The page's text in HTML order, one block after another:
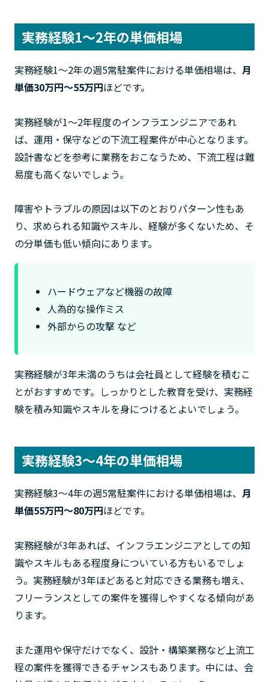
実務経験1〜2年の単価相場
実務経験1〜2年の週5常駐案件における単価相場は、 月
単価30万円〜55万円ほどです。
実務経験が1〜2年程度のインフラエンジニアであれ
ば、運用・保守などの下流工程案件が中心となります。
設計書などを参考に業務をおこなうため、下流工程は難
易度も高くないでしょう。
障害やトラブルの原因は以下のとおりパターン性もあ
り、求められる知識やスキル、経験が多くないため、そ
の分単価も低い傾向にあります。
ハードウェアなど機器の故障
人為的な操作ミス
外部からの攻撃 など
実務経験が3年未満のうちは会社員として経験を積むこ
とがおすすめです。しっかりとした教育を受け、実務経
験を積み知識やスキルを身につけるとよいでしょう。
実務経験3〜4年の単価相場
実務経験3〜4年の週5常駐案件における単価相場は、 月
単価55万円〜80万円ほどです。
実務経験が3年あれば、インフラエンジニアとしての知
識やスキルもある程度身についている方もいるでしょ
う。実務経験が3年ほどあると対応できる業務も増え、
フリーランスとしての案件を獲得しやすくなる傾向があ
ります。
また運用や保守だけでなく、設計・構築業務など上流工
程の案件を獲得できるチャンスもあります。中には、会